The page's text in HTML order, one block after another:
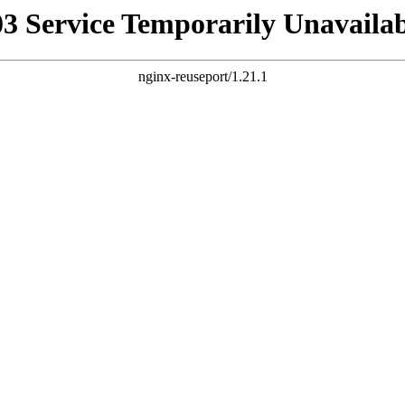
Service Temporarily
nginx-reuseport/1.21.1